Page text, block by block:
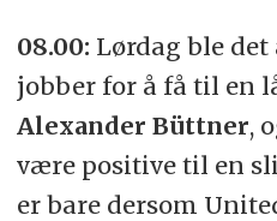
08.00: Lørdag ble
jobber for å få til en
Alexander Büttner,
være positive til en
er bare dersom